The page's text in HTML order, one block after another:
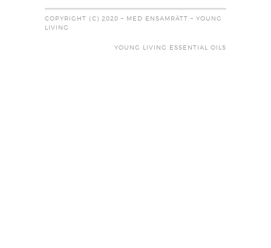
COPYRIGHT (C) 2020 – MED ENSAMRÄTT – YOUNG
LIVING
YOUNG LIVING ESSENTIAL OILS